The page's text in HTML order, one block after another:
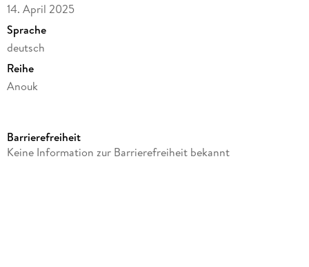
14. April 2025
Sprache
deutsch
Reihe
Anouk
Produktart
Barrierefreiheit
Keine Information zur Barrierefreiheit bekannt